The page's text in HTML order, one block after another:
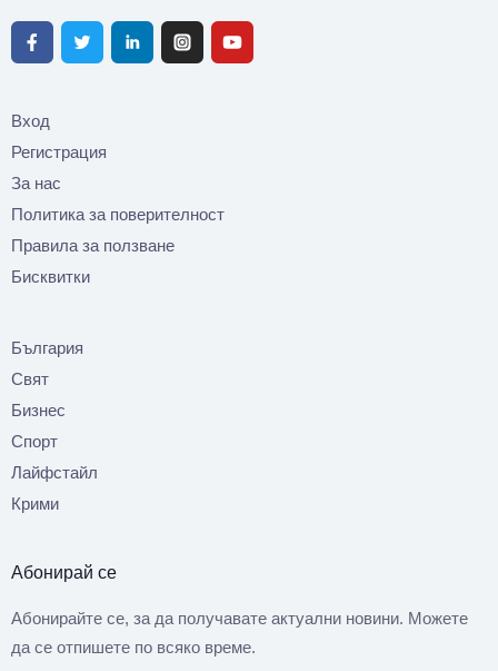
Вход
Регистрация
За нас
Политика за поверителност
Правила за ползване
Бисквитки
България
Свят
Бизнес
Спорт
Лайфстайл
Крими
Абонирай се
Абонирайте се, за да получавате актуални новини. Можете
да се отпишете по всяко време.